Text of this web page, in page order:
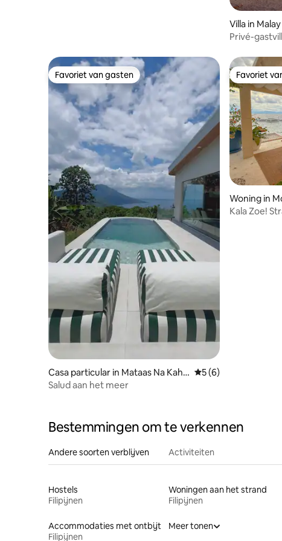
Villa in Malay
Privé-
Favoriet van gasten
Favoriet van gasten
Casa particular in Mataas Na Kaho
y
Gemiddelde
5 (6)
Salud aan het meer
Favoriet
Favoriet
Woning in
Kala Zoe!
Bestemmingen om te verkennen
Andere soorten verblijven Activiteiten
Hostels
Filipijnen
Woningen aan het strand
Filipijnen
Accommodaties met ontbijt
Filipijnen
Meer tonen